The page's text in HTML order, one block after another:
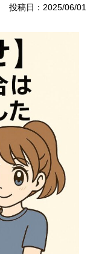
投稿日：2025/06/01